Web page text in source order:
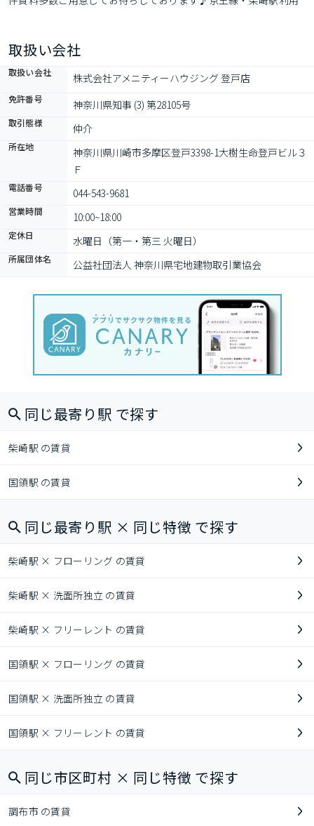
人契約は「敷金1か月・礼金2か月」になります。
取扱い会社
取扱い会社 株式会社アメニティーハウジング 登戸店
免許番号 神奈川県知事 (3) 第28105号
取引態様 仲介
所在地
神奈川県川崎市多摩区登戸3398-1大樹生命登戸ビル３
Ｆ
電話番号 044-543-9681
営業時間 10:00~18:00
定休日 水曜日（第一・第三 火曜日）
所属団体名 公益社団法人 神奈川県宅地建物取引業協会
同じ最寄り駅 で探す
柴崎駅 の賃貸
国領駅 の賃貸
同じ最寄り駅 × 同じ特徴 で探す
柴崎駅 × フローリング の賃貸
柴崎駅 × 洗面所独立 の賃貸
柴崎駅 × フリーレント の賃貸
国領駅 × フローリング の賃貸
国領駅 × 洗面所独立 の賃貸
国領駅 × フリーレント の賃貸
同じ市区町村 × 同じ特徴 で探す
調布市 の賃貸